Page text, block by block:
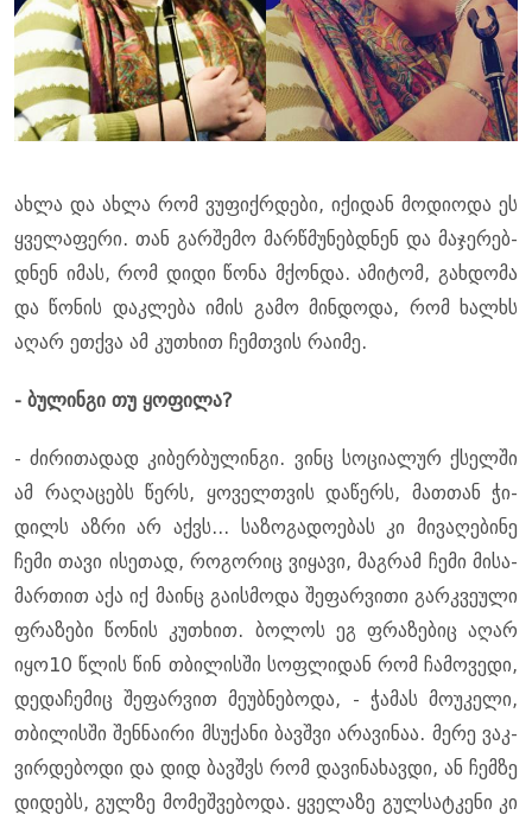
ახლა და ახლა რომ ვუ­ფიქ­რდე­ბი, იქი­დან მო­დი­ო­და ეს
ყვე­ლა­ფე­რი. თან გარ­შე­მო მარ­წმუ­ნებ­დნენ და მა­ჯე­რებ­
დნენ იმას, რომ დიდი წონა მქონ­და. ამი­ტომ, გახ­დო­მა
და წო­ნის დაკ­ლე­ბა იმის გამო მინ­დო­და, რომ ხალ­ხს
აღარ ეთ­ქვა ამ კუ­თხით ჩემ­თვის რა­ი­მე.
- ბუ­ლინ­გი თუ ყო­ფი­ლა?
- ძი­რი­თა­დად კი­ბერ­ბუ­ლინ­გი. ვინც სო­ცი­ა­ლურ ქსელ­ში
ამ რა­ღა­ცებს წერს, ყო­ველ­თვის და­წერს, მათ­თან ჭი­
დილს აზრი არ აქვს... სა­ზო­გა­დო­ე­ბას კი მი­ვა­ღე­ბი­ნე
ჩემი თავი ისე­თად, რო­გო­რიც ვი­ყა­ვი, მაგ­რამ ჩემი მი­სა­
მარ­თით აქა იქ მა­ინც გა­ის­მო­და შე­ფარ­ვი­თი გარ­კვე­უ­ლი
ფრა­ზე­ბი წო­ნის კუ­თხით. ბო­ლოს ეგ ფრა­ზე­ბიც აღარ
იყო10 წლის წინ თბი­ლის­ში სოფ­ლი­დან რომ ჩა­მო­ვე­დი,
დე­და­ჩე­მიც შე­ფარ­ვით მე­უბ­ნე­ბო­და, - ჭა­მას მო­უ­კე­ლი,
თბი­ლის­ში შენ­ნა­ი­რი მსუ­ქა­ნი ბავ­შვი არა­ვი­ნაა. მერე ვაკ­
ვირ­დე­ბო­დი და დიდ ბავ­შვს რომ და­ვი­ნა­ხავ­დი, ან ჩემ­ზე
დი­დებს, გულ­ზე მო­მეშ­ვე­ბო­და. ყვე­ლა­ზე გულ­სატ­კე­ნი კი